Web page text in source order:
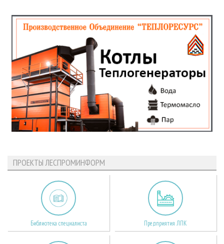
ПРОЕКТЫ ЛЕСПРОМИНФОРМ
Библиотека специалиста Предприятия ЛПК